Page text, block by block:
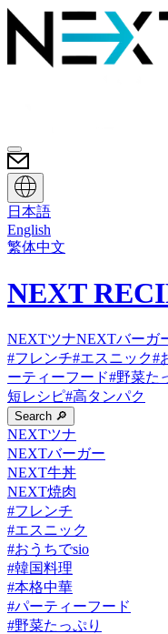
日本語
English
繁体中文
NEXT
NEXTツナNEXTバーガ
#フレンチ#エスニック#
ーティーフード#野菜た
短レシピ#高タンパク
Search 🔎
NEXTツナ
NEXTバーガー
NEXT牛丼
NEXT焼肉
#フレンチ
#エスニック
#おうちでsio
#韓国料理
#本格中華
#パーティーフード
#野菜たっぷり